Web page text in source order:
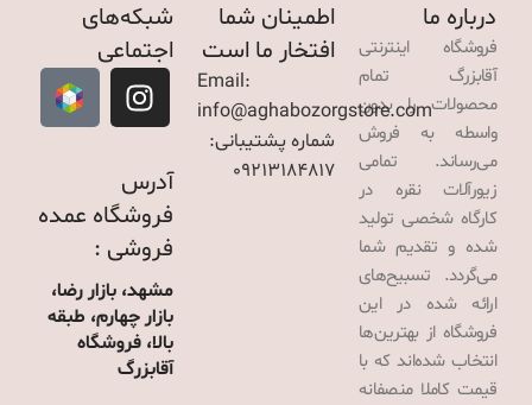
درباره ما
فروشگاه اینترنتی
آقابزرگ تمام
محصولات را بدون
واسطه به فروش
می‌رساند. تمامی
زیورآلات نقره در
کارگاه شخصی تولید
شده و تقدیم شما
می‌گردد. تسبیح‌های
ارائه شده در این
فروشگاه از بهترین‌ها
انتخاب شده‌اند که با
قیمت کاملا منصفانه
اطمینان شما
افتخار ما است
Email:
info@aghabozorgstore.com
شماره پشتیبانی:
09213184817
شبکه‌های
اجتماعی
آدرس
فروشگاه عمده
فروشی :
مشهد، بازار رضا،
بازار چهارم، طبقه
بالا، فروشگاه
آقابزرگ